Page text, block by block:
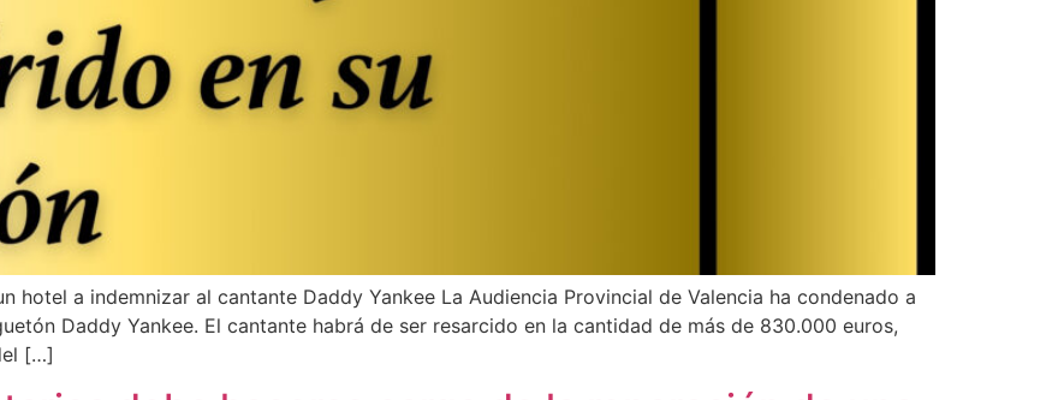
hotel a indemnizar al cantante Daddy Yankee La Audiencia Provincial de Valencia ha condenado a
Daddy Yankee. El cantante habrá de ser resarcido en la cantidad de más de 830.000 euros,
[…]